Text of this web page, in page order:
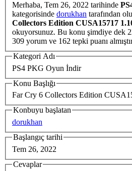
Merhaba, Tem 26, 2022 tarihinde
kategorisinde dorukhan
Collectors Edition CUSA15717
okuyorsunuz. Bu konu şimdiye dek 22,064 kez görüntülenmiş,
309 yorum ve 162 tepki puanı
Kategori Adı
PS4 PKG Oyun İndir
Konu Başlığı
Far Cry 6 Collectors Edition
Konbuyu başlatan
dorukhan
Başlangıç tarihi
Tem 26, 2022
Cevaplar